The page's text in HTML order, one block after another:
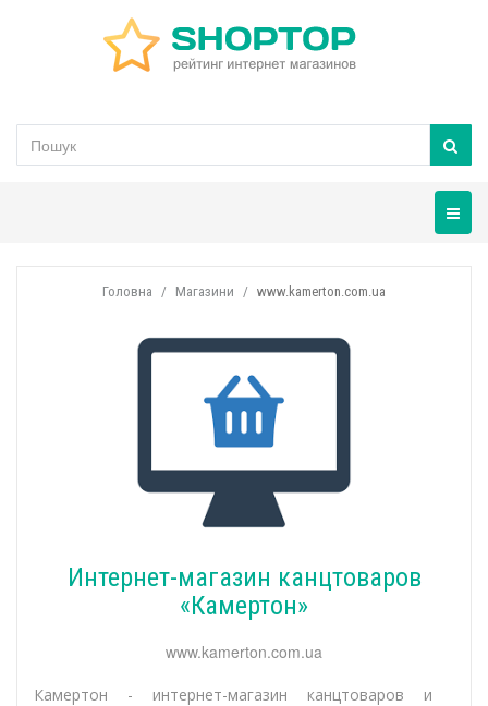
Головна Магазини www.kamerton.com.ua
Интернет-магазин канцтоваров
«Камертон»
www.kamerton.com.ua
Камертон - интернет-магазин канцтоваров и